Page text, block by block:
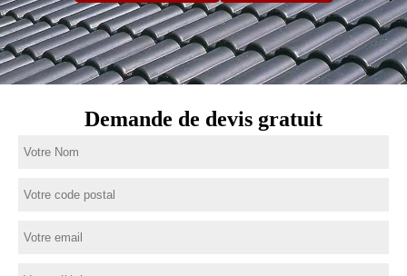
Demande de devis gratuit